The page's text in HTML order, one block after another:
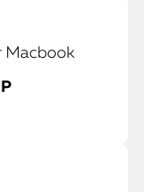
Macbook